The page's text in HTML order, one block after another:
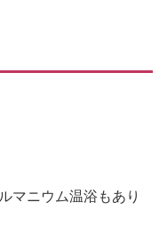
マニウム温浴もあり